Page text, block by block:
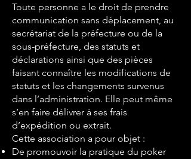
Toute personne a le droit de prendre
communication sans déplacement, au
secrétariat de la préfecture ou de la
sous-préfecture, des statuts et
déclarations ainsi que des pièces
faisant connaître les modifications de
statuts et les changements survenus
dans l’administration. Elle peut même
s’en faire délivrer à ses frais
d’expédition ou extrait.
Cette association a pour objet :
De promouvoir la pratique du poker